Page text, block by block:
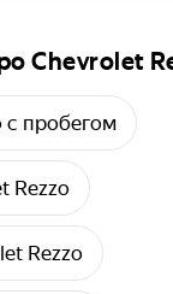
Chevrolet
с пробегом
Rezzo
Rezzo